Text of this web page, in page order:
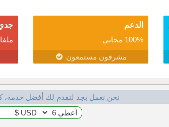
الدعم
100% مجاني
مشرفون مستمعون
نحن نعمل بجد لنقدم لك أفضل